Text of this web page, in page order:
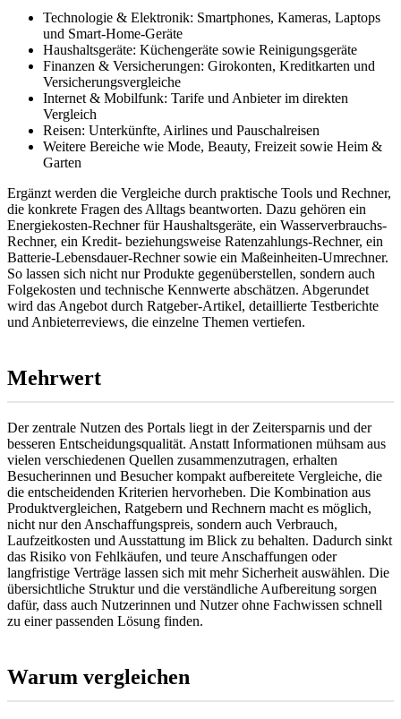
Technologie & Elektronik: Smartphones, Kameras, Laptops
und Smart-Home-Geräte
Haushaltsgeräte: Küchengeräte sowie Reinigungsgeräte
Finanzen & Versicherungen: Girokonten, Kreditkarten und
Versicherungsvergleiche
Internet & Mobilfunk: Tarife und Anbieter im direkten
Vergleich
Reisen: Unterkünfte, Airlines und Pauschalreisen
Weitere Bereiche wie Mode, Beauty, Freizeit sowie Heim &
Garten
Ergänzt werden die Vergleiche durch praktische Tools und Rechner,
die konkrete Fragen des Alltags beantworten. Dazu gehören ein
Energiekosten-Rechner für Haushaltsgeräte, ein Wasserverbrauchs-
Rechner, ein Kredit- beziehungsweise Ratenzahlungs-Rechner, ein
Batterie-Lebensdauer-Rechner sowie ein Maßeinheiten-Umrechner.
So lassen sich nicht nur Produkte gegenüberstellen, sondern auch
Folgekosten und technische Kennwerte abschätzen. Abgerundet
wird das Angebot durch Ratgeber-Artikel, detaillierte Testberichte
und Anbieterreviews, die einzelne Themen vertiefen.
Mehrwert
Der zentrale Nutzen des Portals liegt in der Zeitersparnis und der
besseren Entscheidungsqualität. Anstatt Informationen mühsam aus
vielen verschiedenen Quellen zusammenzutragen, erhalten
Besucherinnen und Besucher kompakt aufbereitete Vergleiche, die
die entscheidenden Kriterien hervorheben. Die Kombination aus
Produktvergleichen, Ratgebern und Rechnern macht es möglich,
nicht nur den Anschaffungspreis, sondern auch Verbrauch,
Laufzeitkosten und Ausstattung im Blick zu behalten. Dadurch sinkt
das Risiko von Fehlkäufen, und teure Anschaffungen oder
langfristige Verträge lassen sich mit mehr Sicherheit auswählen. Die
übersichtliche Struktur und die verständliche Aufbereitung sorgen
dafür, dass auch Nutzerinnen und Nutzer ohne Fachwissen schnell
zu einer passenden Lösung finden.
Warum vergleichen